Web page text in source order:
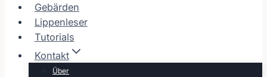
Gebärden
Lippenleser
Tutorials
Kontakt
Über